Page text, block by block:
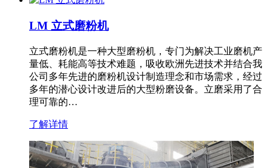
LM 立式磨粉机
立式磨粉机是一种大型磨粉机，专门为解决工业磨机产
量低、耗能高等技术难题，吸收欧洲先进技术并结合我
公司多年先进的磨粉机设计制造理念和市场需求，经过
多年的潜心设计改进后的大型粉磨设备。立磨采用了合
理可靠的…
了解详情